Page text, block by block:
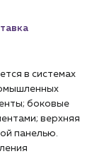
в системах
боковые
верхняя
панелью.